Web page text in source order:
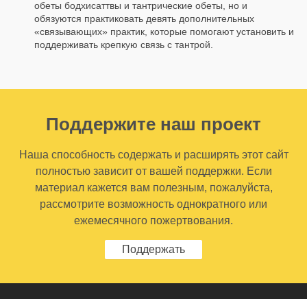
обеты бодхисаттвы и тантрические обеты, но и
обязуются практиковать девять дополнительных
«связывающих» практик, которые помогают установить и
поддерживать крепкую связь с тантрой.
Поддержите наш проект
Наша способность содержать и расширять этот сайт
полностью зависит от вашей поддержки. Если
материал кажется вам полезным, пожалуйста,
рассмотрите возможность однократного или
ежемесячного пожертвования.
Поддержать